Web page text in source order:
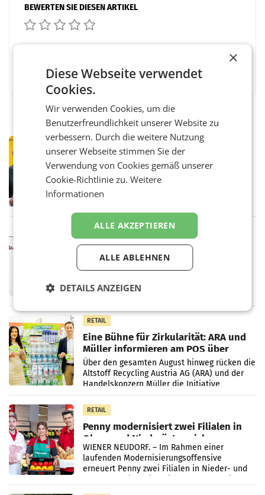
BEWERTEN SIE DIESEN ARTIKEL
PRIMENEWS
Österreichische Post: Umsatzplus im
ersten Halbjahr trotz schwachem
Briefgeschäft
WIEN Die Österreichische Post AG hat im
ersten Halbjahr 2026 einen Konzernumsatz
einem Plus von 3,8 Prozent gegenüber dem
Vergleichszeitraum
MARKETING & MEDIA
ProSiebenSat.1 spart und macht
überraschend viel Gewinn
UNTERFÖHRING/MAILAND/AMSTERDAM. Der
Frühjahr dank Kostensenkungen operativ
Markterwartung deutlich übertroffen.
RETAIL
Eine Bühne für Zirkularität: ARA und
Müller informieren am POS über
Kreislauffähigkeit
Über den gesamten August hinweg rücken die
Altstoff Recycling Austria AG (ARA) und der
Handelskonzern Müller die Initiative
„Kreislauf-Helden“ in allen österreichischen
Müller-Filialen
RETAIL
Penny modernisiert zwei Filialen in
Ober- und Niederösterreich
WIENER NEUDORF. – Im Rahmen einer
laufenden Modernisierungsoffensive
erneuert Penny zwei Filialen in Nieder- und
×
Diese Webseite verwendet
Cookies.
Wir verwenden Cookies, um die
Benutzerfreundlichkeit unserer Website zu
verbessern. Durch die weitere Nutzung
unserer Webseite stimmen Sie der
Verwendung von Cookies gemäß unserer
Cookie-Richtlinie zu.Weitere
Informationen
ALLE AKZEPTIEREN
ALLE ABLEHNEN
DETAILS ANZEIGEN